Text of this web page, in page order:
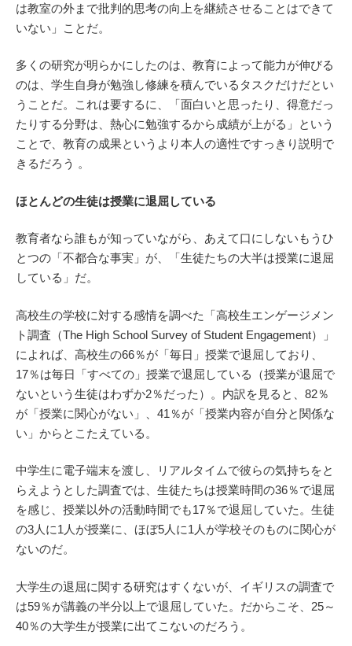
は教室の外まで批判的思考の向上を継続させることはできて
いない」ことだ。
多くの研究が明らかにしたのは、教育によって能力が伸びる
のは、学生自身が勉強し修練を積んでいるタスクだけだとい
うことだ。これは要するに、「面白いと思ったり、得意だっ
たりする分野は、熱心に勉強するから成績が上がる」という
ことで、教育の成果というより本人の適性ですっきり説明で
きるだろう 。
ほとんどの生徒は授業に退屈している
教育者なら誰もが知っていながら、あえて口にしないもうひ
とつの「不都合な事実」が、「生徒たちの大半は授業に退屈
している」だ。
高校生の学校に対する感情を調べた「高校生エンゲージメン
ト調査（The High School Survey of Student Engagement）」
によれば、高校生の66％が「毎日」授業で退屈しており、
17％は毎日「すべての」授業で退屈している（授業が退屈で
ないという生徒はわずか2％だった）。内訳を見ると、82％
が「授業に関心がない」、41％が「授業内容が自分と関係な
い」からとこたえている。
中学生に電子端末を渡し、リアルタイムで彼らの気持ちをと
らえようとした調査では、生徒たちは授業時間の36％で退屈
を感じ、授業以外の活動時間でも17％で退屈していた。生徒
の3人に1人が授業に、ほぼ5人に1人が学校そのものに関心が
ないのだ。
大学生の退屈に関する研究はすくないが、イギリスの調査で
は59％が講義の半分以上で退屈していた。だからこそ、25～
40％の大学生が授業に出てこないのだろう。